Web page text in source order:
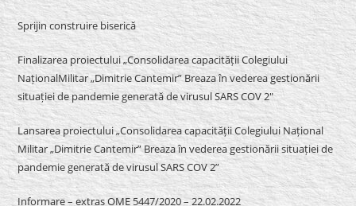
Sprijin construire biserică
Finalizarea proiectului „Consolidarea capacității Colegiului
NaționalMilitar „Dimitrie Cantemir” Breaza în vederea gestionării
situației de pandemie generată de virusul SARS COV 2″
Lansarea proiectului „Consolidarea capacității Colegiului Național
Militar „Dimitrie Cantemir” Breaza în vederea gestionării situației de
pandemie generată de virusul SARS COV 2”
Informare – extras OME 5447/2020 – 22.02.2022